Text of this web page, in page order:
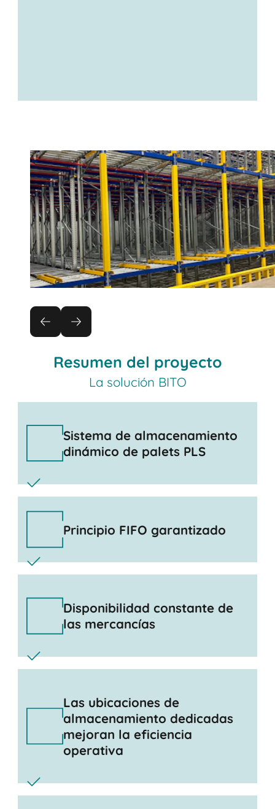
Resumen del proyecto
La solución BITO
Sistema de almacenamiento
dinámico de palets PLS
Principio FIFO garantizado
Disponibilidad constante de
las mercancías
Las ubicaciones de
almacenamiento dedicadas
mejoran la eficiencia
operativa